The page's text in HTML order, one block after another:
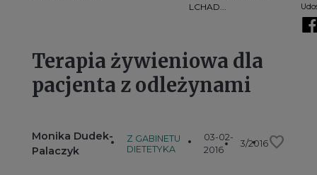
LCHAD...
Terapia żywieniowa dla
pacjenta z odleżynami
Monika Dudek-
Palaczyk
Z GABINETU
DIETETYKA
03-02-
2016
3/2016favorite